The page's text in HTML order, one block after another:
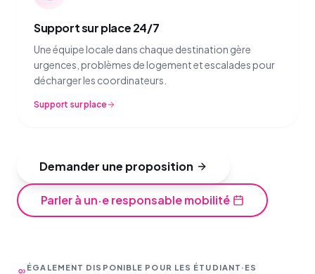
Support sur place 24/7
Une équipe locale dans chaque destination gère
urgences, problèmes de logement et escalades pour
décharger les coordinateurs.
Support sur place
Demander une proposition
Parler à un·e responsable mobilité
ÉGALEMENT DISPONIBLE POUR LES ÉTUDIANT·ES